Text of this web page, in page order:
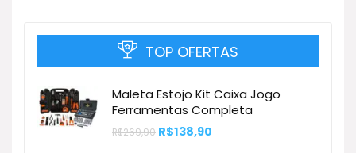
TOP OFERTAS
Maleta Estojo Kit Caixa Jogo
Ferramentas Completa
R$269,90 O
R$138,90